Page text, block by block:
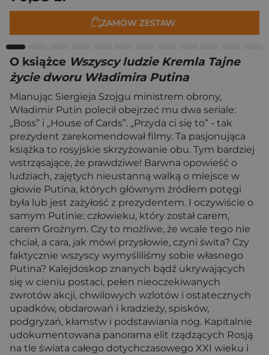
ZAMÓW ZESTAW
O książce Wszyscy ludzie Kremla Tajne
życie dworu Władimira Putina
Mianując Siergieja Szojgu ministrem obrony,
Władimir Putin polecił obejrzeć mu dwa seriale:
„Boss” i „House of Cards”. „Przyda ci się to” - tak
prezydent zarekomendował filmy. Ta pasjonująca
książka to rosyjskie skrzyżowanie obu. Tym bardziej
wstrząsające, że prawdziwe! Barwna opowieść o
ludziach, zajętych nieustanną walką o miejsce w
głowie Putina, których głównym źródłem potęgi
była lub jest zażyłość z prezydentem. I oczywiście o
samym Putinie: człowieku, który został carem,
carem Groźnym. Czy to możliwe, że wcale tego nie
chciał, a cara, jak mówi przysłowie, czyni świta? Czy
faktycznie wszyscy wymyśliliśmy sobie własnego
Putina? Kalejdoskop znanych bądź ukrywających
się w cieniu postaci, pełen nieoczekiwanych
zwrotów akcji, chwilowych wzlotów i ostatecznych
upadków, obdarowań i kradzieży, spisków,
podgryzań, kłamstw i podstawiania nóg. Kapitalnie
udokumentowana panorama elit rządzących Rosją
na tle świata całego dotychczasowego XXI wieku i